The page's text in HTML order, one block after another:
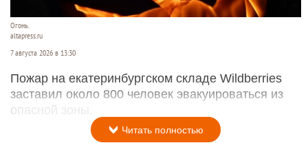
Огонь.
altapress.ru
7 августа 2026 в 13:30
Пожар на екатеринбургском складе Wildberries
заставил около 800 человек эвакуироваться из
опасной зоны.
Читать полностью